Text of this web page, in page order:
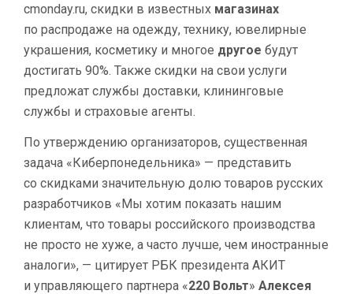
cmonday.ru, скидки в известных магазинах
по распродаже на одежду, технику, ювелирные
украшения, косметику и многое другое будут
достигать 90%. Также скидки на свои услуги
предложат службы доставки, клининговые
службы и страховые агенты.
По утверждению организаторов, существенная
задача «Киберпонедельника» — представить
со скидками значительную долю товаров русских
разработчиков «Мы хотим показать нашим
клиентам, что товары российского производства
не просто не хуже, а часто лучше, чем иностранные
аналоги», — цитирует РБК президента АКИТ
и управляющего партнера «220 Вольт» Алексея